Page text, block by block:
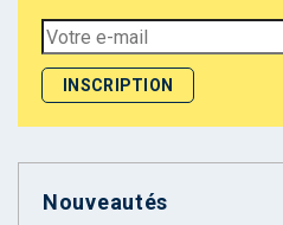
Nouveautés